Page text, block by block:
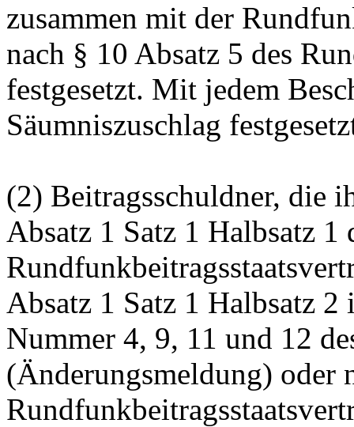
zusammen mit der
nach § 10 Absatz 5 des
festgesetzt. Mit jedem
Säumniszuschlag
(2) Beitragsschuldner, die
Absatz 1 Satz 1 Halbsatz 1
Absatz 1 Satz 1 Halbsatz
Nummer 4, 9, 11 und 12
(Änderungsmeldung) oder